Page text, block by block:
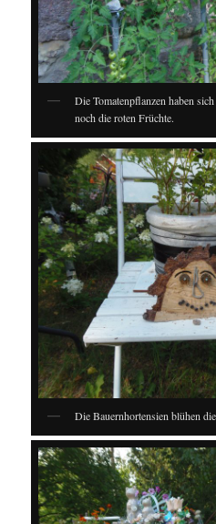
Die Tomatenpflanzen haben
noch die roten Früchte.
Die Bauernhortensien blühen